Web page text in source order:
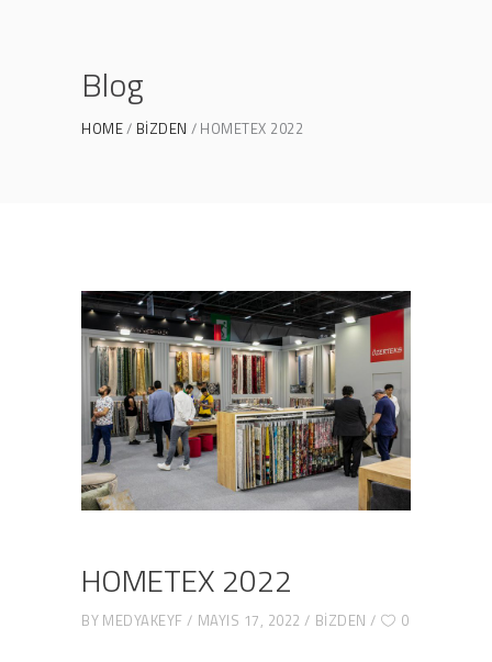
Blog
HOME BIZDEN HOMETEX 2022
HOMETEX 2022
BY MEDYAKEYF MAYIS 17, 2022 BIZDEN 0